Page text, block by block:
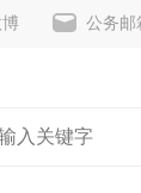
公务邮